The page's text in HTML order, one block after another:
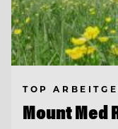
TOP
Mount Med